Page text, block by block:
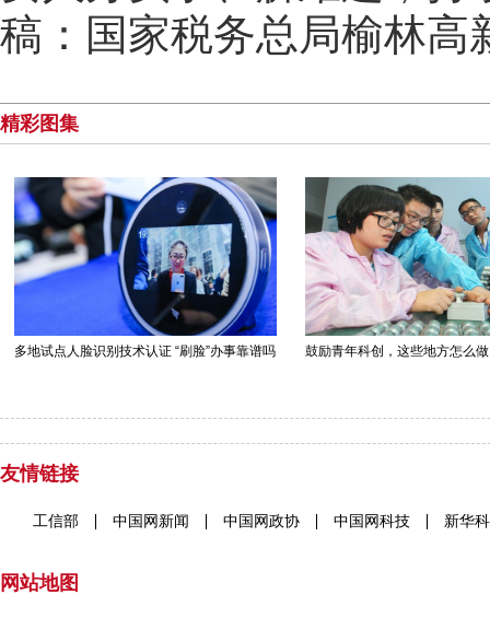
稿：国家税务总局榆林高